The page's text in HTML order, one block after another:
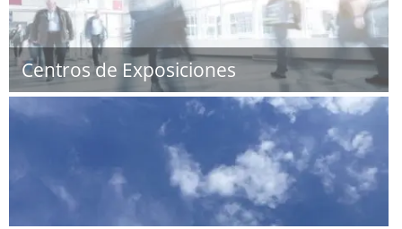
Centros de Exposiciones